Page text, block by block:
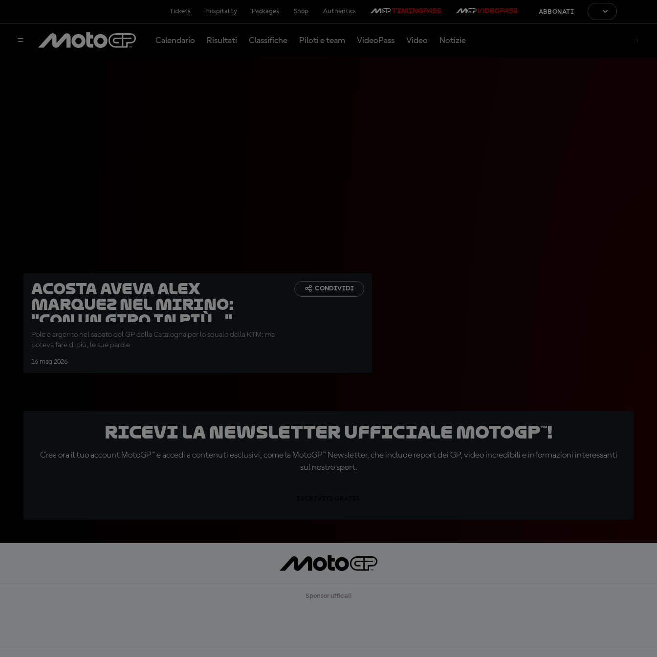
Tickets Hospitality Packages Shop Authentics ABBONATI
Calendario Risultati Classifiche Piloti e team VideoPass Video Notizie
Acosta aveva Alex
Marquez nel mirino:
"Con un giro in più..."
Pole e argento nel sabato del GP della Catalogna per lo squalo della KTM: ma
poteva fare di più, le sue parole
16 mag 2026
CONDIVIDI
Ricevi la newsletter ufficiale MotoGP™!
Crea ora il tuo account MotoGP™ e accedi a contenuti esclusivi, come la MotoGP™ Newsletter, che include report dei GP, video incredibili e informazioni interessanti
sul nostro sport.
Sponsor ufficiali